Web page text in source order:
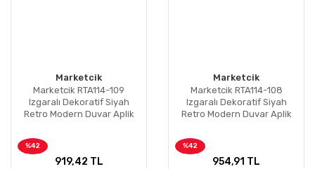
Marketcik
Marketcik RTA114-109
Izgaralı Dekoratif Siyah
Retro Modern Duvar Aplik
%42
919,42 TL
Marketcik
Marketcik RTA114-108
Izgaralı Dekoratif Siyah
Retro Modern Duvar Aplik
%42
954,91 TL